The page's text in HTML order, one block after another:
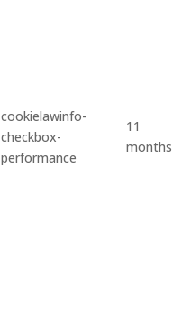
cookielawinfo-
checkbox-
performance
11
months